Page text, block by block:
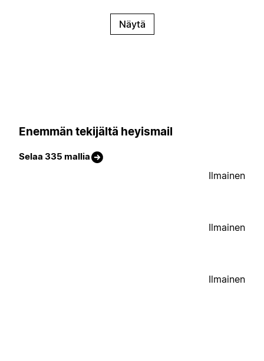
Näytä
Enemmän tekijältä heyismail
Selaa 335 mallia
Ilmainen
Ilmainen
Ilmainen